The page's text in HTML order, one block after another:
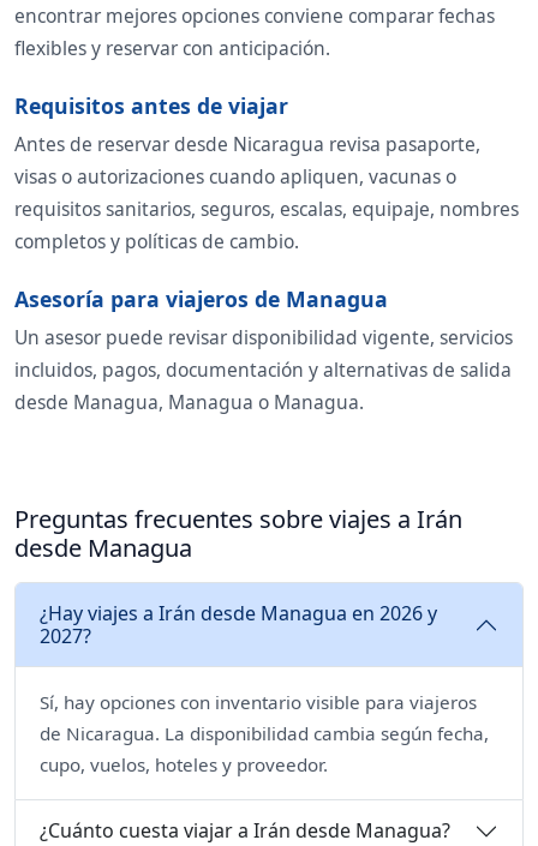
encontrar mejores opciones conviene comparar fechas
flexibles y reservar con anticipación.
Requisitos antes de viajar
Antes de reservar desde Nicaragua revisa pasaporte,
visas o autorizaciones cuando apliquen, vacunas o
requisitos sanitarios, seguros, escalas, equipaje, nombres
completos y políticas de cambio.
Asesoría para viajeros de Managua
Un asesor puede revisar disponibilidad vigente, servicios
incluidos, pagos, documentación y alternativas de salida
desde Managua, Managua o Managua.
Preguntas frecuentes sobre viajes a Irán
desde Managua
¿Hay viajes a Irán desde Managua en 2026 y
2027?
Sí, hay opciones con inventario visible para viajeros
de Nicaragua. La disponibilidad cambia según fecha,
cupo, vuelos, hoteles y proveedor.
¿Cuánto cuesta viajar a Irán desde Managua?